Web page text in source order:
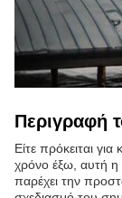
Περιγραφή
Είτε πρόκειται
χρόνο έξω, αυτή η
παρέχει την